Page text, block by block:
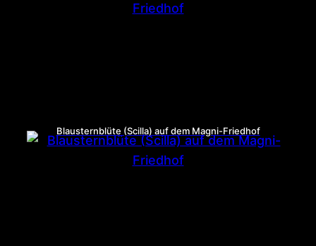
Blausternblüte (Scilla) auf dem Magni-Friedhof